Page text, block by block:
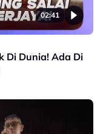
02:41
Di Dunia! Ada Di